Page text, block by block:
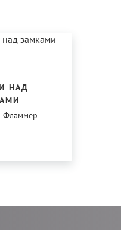
НАД
Фламмер